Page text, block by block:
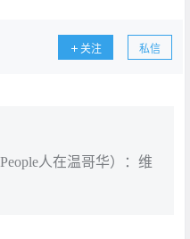
关注 私信
人在温哥华）：维